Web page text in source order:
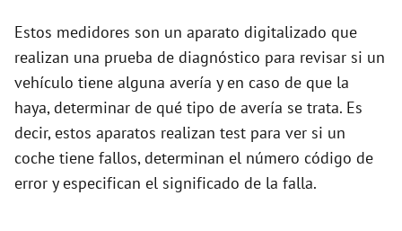
Estos medidores son un aparato digitalizado que
realizan una prueba de diagnóstico para revisar si un
vehículo tiene alguna avería y en caso de que la
haya, determinar de qué tipo de avería se trata. Es
decir, estos aparatos realizan test para ver si un
coche tiene fallos, determinan el número código de
error y especifican el significado de la falla.